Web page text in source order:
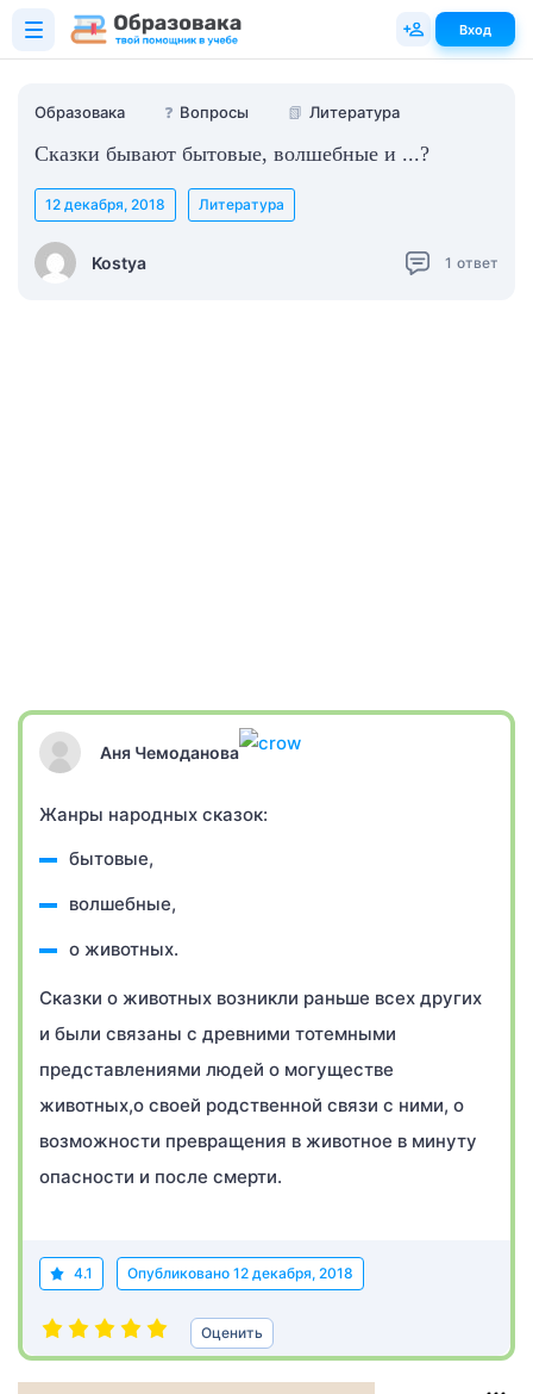
Образовака ❓ Вопросы 📗 Литература
Сказки бывают бытовые, волшебные и ...?
Kostya
12 декабря, 2018 Литература
1 ответ
Аня Чемоданова
Жанры народных сказок:
бытовые,
волшебные,
о животных.
Сказки о животных возникли раньше всех других
и были связаны с древними тотемными
представлениями людей о могуществе
животных,о своей родственной связи с ними, о
возможности превращения в животное в минуту
опасности и после смерти.
4.1 Опубликовано 12 декабря, 2018
Оценить
Вход